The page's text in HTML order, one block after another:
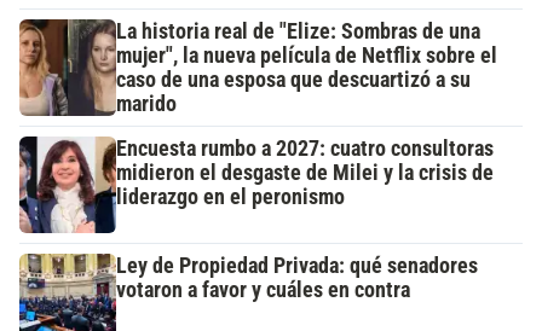
La historia real de "Elize: Sombras de una
mujer", la nueva película de Netflix sobre el
caso de una esposa que descuartizó a su
marido
Encuesta rumbo a 2027: cuatro consultoras
midieron el desgaste de Milei y la crisis de
liderazgo en el peronismo
Ley de Propiedad Privada: qué senadores
votaron a favor y cuáles en contra